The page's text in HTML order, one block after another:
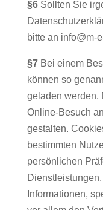
§6Sollten Sie
bitte an info@m-
§7Bei einem
können so
geladen werden.
Online-Besuch
gestalten.
bestimmten
persönlichen
Informationen,